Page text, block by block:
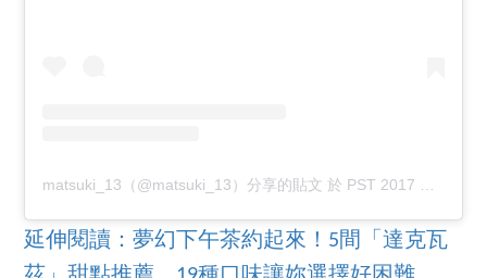
matsuki_13（@matsuki_13）分享的貼文 於 PST 2017 年 12月 月 20 日 上午 7:19
延伸閱讀：夢幻下午茶約起來！5間「達克瓦